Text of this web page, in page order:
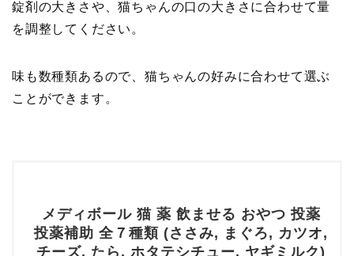
錠剤の大きさや、猫ちゃんの口の大きさに合わせて量
を調整してください。
味も数種類あるので、猫ちゃんの好みに合わせて選ぶ
ことができます。
メディボール 猫 薬 飲ませる おやつ 投薬
投薬補助 全７種類 (ささみ, まぐろ, カツオ,
チーズ, たら, ホタテシチュー, ヤギミルク)